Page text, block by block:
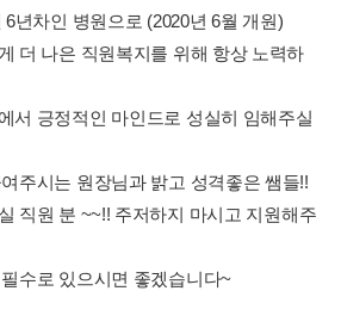
년차인 병원으로 (2020년 6월 개원)
더 나은 직원복지를 위해 항상 노력하
서 긍정적인 마인드로 성실히 임해주실
주시는 원장님과 밝고 성격좋은 쌤들!!
직원 분 ~~!! 주저하지 마시고 지원해주
수로 있으시면 좋겠습니다~